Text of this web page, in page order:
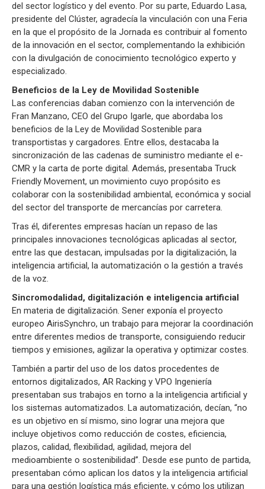
del sector logístico y del evento. Por su parte, Eduardo Lasa,
presidente del Clúster, agradecía la vinculación con una Feria
en la que el propósito de la Jornada es contribuir al fomento
de la innovación en el sector, complementando la exhibición
con la divulgación de conocimiento tecnológico experto y
especializado.
Beneficios de la Ley de Movilidad Sostenible
Las conferencias daban comienzo con la intervención de
Fran Manzano, CEO del Grupo Igarle, que abordaba los
beneficios de la Ley de Movilidad Sostenible para
transportistas y cargadores. Entre ellos, destacaba la
sincronización de las cadenas de suministro mediante el e-
CMR y la carta de porte digital. Además, presentaba Truck
Friendly Movement, un movimiento cuyo propósito es
colaborar con la sostenibilidad ambiental, económica y social
del sector del transporte de mercancías por carretera.
Tras él, diferentes empresas hacían un repaso de las
principales innovaciones tecnológicas aplicadas al sector,
entre las que destacan, impulsadas por la digitalización, la
inteligencia artificial, la automatización o la gestión a través
de la voz.
Sincromodalidad, digitalización e inteligencia artificial
En materia de digitalización. Sener exponía el proyecto
europeo AirisSynchro, un trabajo para mejorar la coordinación
entre diferentes medios de transporte, consiguiendo reducir
tiempos y emisiones, agilizar la operativa y optimizar costes.
También a partir del uso de los datos procedentes de
entornos digitalizados, AR Racking y VPO Ingeniería
presentaban sus trabajos en torno a la inteligencia artificial y
los sistemas automatizados. La automatización, decían, “no
es un objetivo en sí mismo, sino lograr una mejora que
incluye objetivos como reducción de costes, eficiencia,
plazos, calidad, flexibilidad, agilidad, mejora del
medioambiente o sostenibilidad”. Desde ese punto de partida,
presentaban cómo aplican los datos y la inteligencia artificial
para una gestión logística más eficiente, y cómo los utilizan